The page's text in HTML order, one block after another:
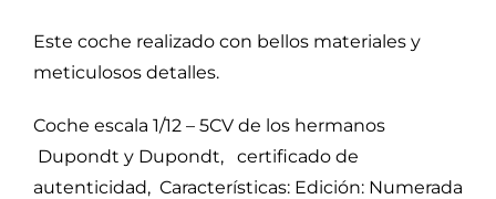
Este coche realizado con bellos materiales y
meticulosos detalles.
Coche escala 1/12 – 5CV de los hermanos
Dupondt y Dupondt, certificado de
autenticidad, Características: Edición: Numerada